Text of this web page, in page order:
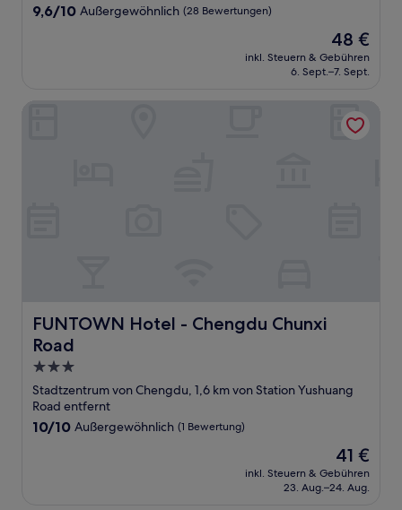
9.6
9,6/10 Außergewöhnlich (28 Bewertungen)
Der
Preis
beträgt
48 €
inkl. Steuern & Gebühren
6. Sept.–7. Sept.
FUNTOWN Hotel - Chengdu Chunxi
Road
FUNTOWN Hotel - Chengdu Chunxi Road
3.0-
Sterne-
Unterkunft
Stadtzentrum von Chengdu, 1,6 km von Station Yushuang
Road entfernt
10.0
10/10 Außergewöhnlich (1 Bewertung)
Der
Preis
beträgt
41 €
inkl. Steuern & Gebühren
23. Aug.–24. Aug.